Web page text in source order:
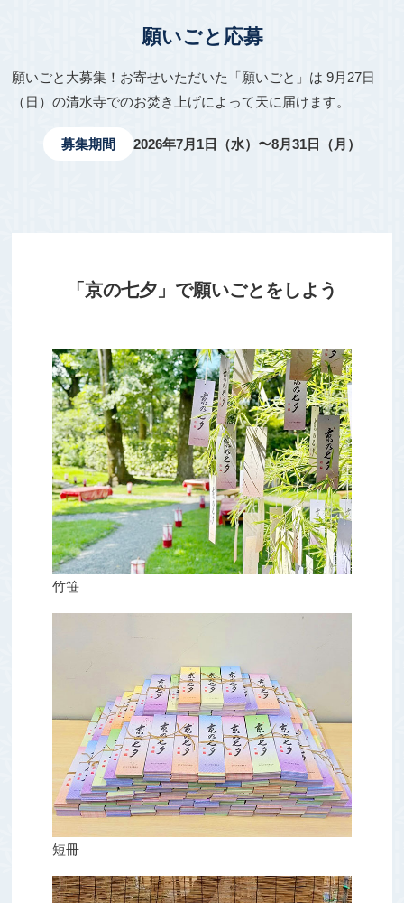
願いごと応募
願いごと大募集！お寄せいただいた「願いごと」は9月27日
（日）の清水寺でのお焚き上げによって天に届けます。
募集期間 2026年7月1日（水）〜8月31日（月）
「京の七夕」で願いごとをしよう
竹笹
短冊